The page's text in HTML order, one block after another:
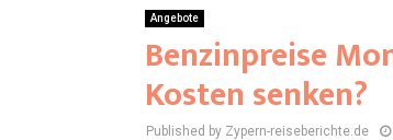
Angebote
Benzinpreise
Kosten senken?
Published by Zypern-reiseberichte.de